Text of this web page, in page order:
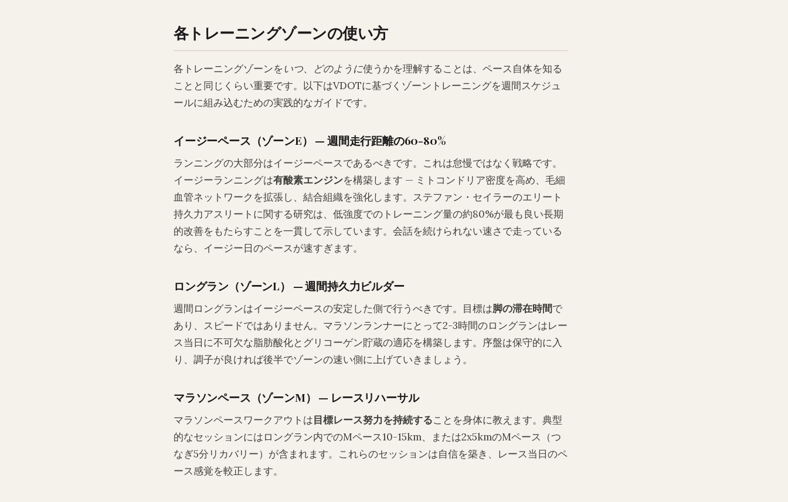
各トレーニングゾーンの使い方
各トレーニングゾーンをいつ、 どのように使うかを理解することは、ペース自体を知る
ことと同じくらい重要です。以下はVDOTに基づくゾーントレーニングを週間スケジュ
ールに組み込むための実践的なガイドです。
イージーペース（ゾーンE） — 週間走行距離の60-80%
ランニングの大部分はイージーペースであるべきです。これは怠慢ではなく戦略です。
イージーランニングは有酸素エンジンを構築します — ミトコンドリア密度を高め、毛細
血管ネットワークを拡張し、結合組織を強化します。ステファン・セイラーのエリート
持久力アスリートに関する研究は、低強度でのトレーニング量の約80%が最も良い長期
的改善をもたらすことを一貫して示しています。会話を続けられない速さで走っている
なら、イージー日のペースが速すぎます。
ロングラン（ゾーンL） — 週間持久力ビルダー
週間ロングランはイージーペースの安定した側で行うべきです。目標は脚の滞在時間で
あり、スピードではありません。マラソンランナーにとって2-3時間のロングランはレー
ス当日に不可欠な脂肪酸化とグリコーゲン貯蔵の適応を構築します。序盤は保守的に入
り、調子が良ければ後半でゾーンの速い側に上げていきましょう。
マラソンペース（ゾーンM） — レースリハーサル
マラソンペースワークアウトは目標レース努力を持続することを身体に教えます。典型
的なセッションにはロングラン内でのMペース10-15km、または2x5kmのMペース（つ
なぎ5分リカバリー）が含まれます。これらのセッションは自信を築き、レース当日のペ
ース感覚を較正します。